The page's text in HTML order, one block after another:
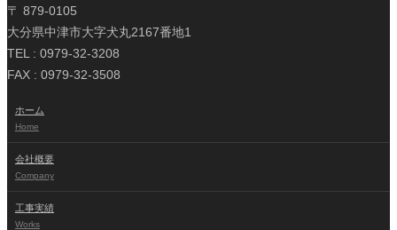
〒 879-0105
大分県中津市大字犬丸2167番地1
TEL : 0979-32-3208
FAX : 0979-32-3508
ホーム
Home
会社概要
Company
工事実績
Works